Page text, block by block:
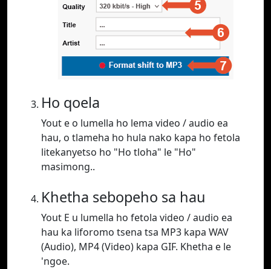
Ho qoela
Yout e o lumella ho lema video / audio ea
hau, o tlameha ho hula nako kapa ho fetola
litekanyetso ho "Ho tloha" le "Ho"
masimong..
Khetha sebopeho sa hau
Yout E u lumella ho fetola video / audio ea
hau ka liforomo tsena tsa MP3 kapa WAV
(Audio), MP4 (Video) kapa GIF. Khetha e le
'ngoe.